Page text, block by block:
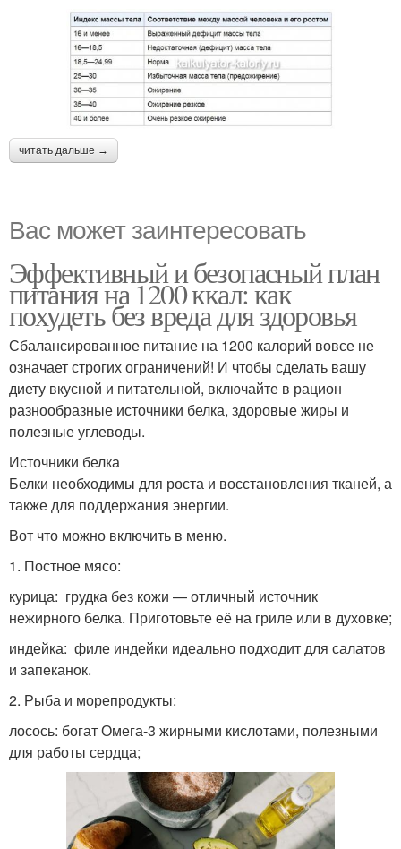
читать дальше →
Вас может заинтересовать
Эффективный и безопасный план
питания на 1200 ккал: как
похудеть без вреда для здоровья
Сбалансированное питание на 1200 калорий вовсе не
означает строгих ограничений! И чтобы сделать вашу
диету вкусной и питательной, включайте в рацион
разнообразные источники белка, здоровые жиры и
полезные углеводы.
Источники белка
Белки необходимы для роста и восстановления тканей, а
также для поддержания энергии.
Вот что можно включить в меню.
1. Постное мясо:
курица: грудка без кожи — отличный источник
нежирного белка. Приготовьте её на гриле или в духовке;
индейка: филе индейки идеально подходит для салатов
и запеканок.
2. Рыба и морепродукты:
лосось: богат Омега-3 жирными кислотами, полезными
для работы сердца;